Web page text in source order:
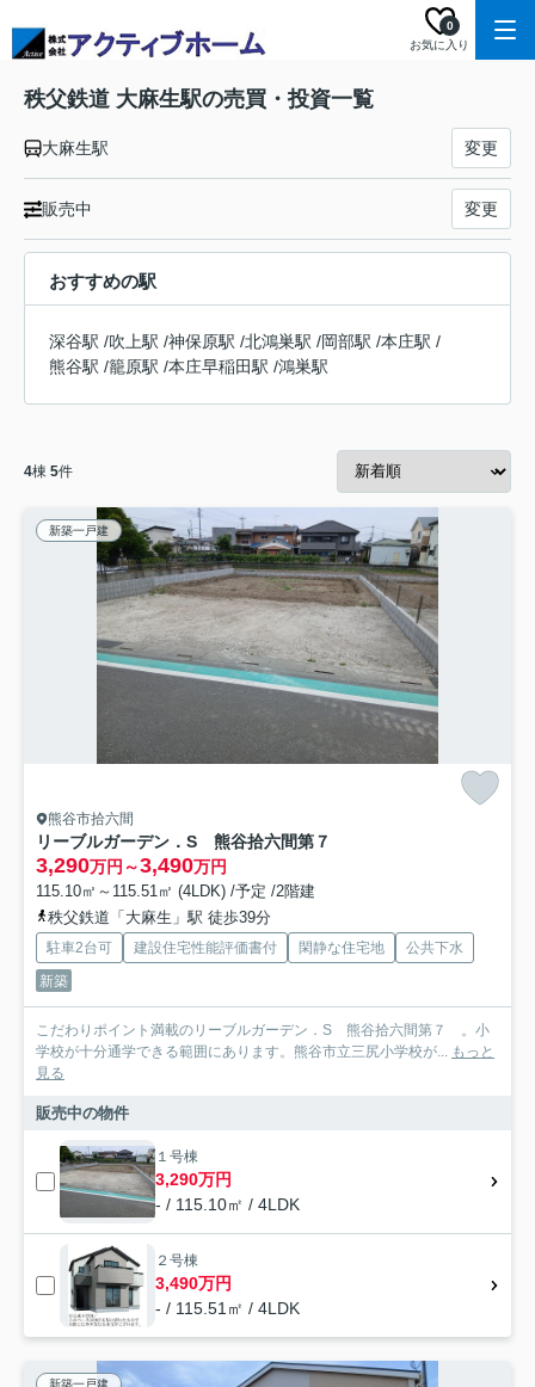
お気に入り
0
秩父鉄道 大麻生駅の売買・投資一覧
大麻生駅 変更
販売中 変更
おすすめの駅
深谷駅 /吹上駅 /神保原駅 /北鴻巣駅 /岡部駅 /本庄駅 /
熊谷駅 /籠原駅 /本庄早稲田駅 /鴻巣駅
4棟 5件
新築一戸建
熊谷市拾六間
リーブルガーデン．S 熊谷拾六間第７
3,290万円～3,490万円
115.10㎡～115.51㎡ (4LDK) /予定 /2階建
秩父鉄道「大麻生」駅 徒歩39分
駐車2台可 建設住宅性能評価書付 閑静な住宅地
公共下水
新築
こだわりポイント満載のリーブルガーデン．S 熊谷拾六間第７ 。小
学校が十分通学できる範囲にあります。熊谷市立三尻小学校が... もっと
見る
販売中の物件
１号棟
3,290万円
- / 115.10㎡ / 4LDK
２号棟
3,490万円
- / 115.51㎡ / 4LDK
新築一戸建